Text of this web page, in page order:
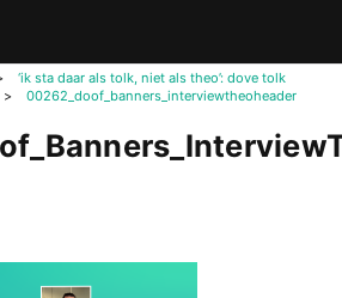
‘ik sta daar als tolk, niet als theo’: dove tolk
> 00262_doof_banners_interviewtheoheader